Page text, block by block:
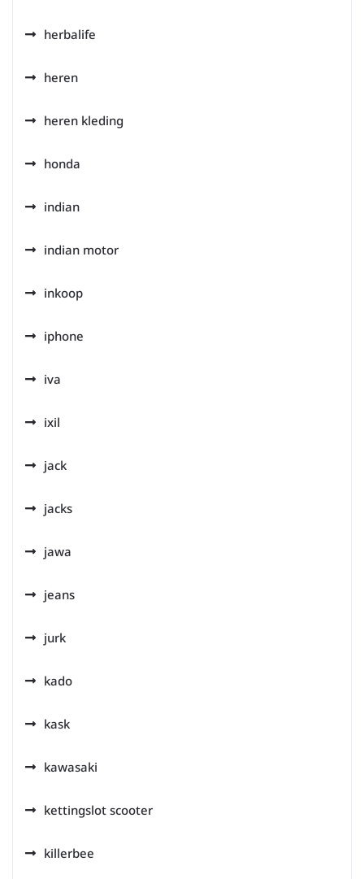
herbalife
heren
heren kleding
honda
indian
indian motor
inkoop
iphone
iva
ixil
jack
jacks
jawa
jeans
jurk
kado
kask
kawasaki
kettingslot scooter
killerbee